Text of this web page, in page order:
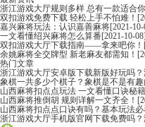
浙江游戏大厅规则多样 总有一款适合你
双扣游戏免费下载 轻松上手不怕难！
嘉兴麻将玩法：认识嘉善麻将[2021-10-
一文看懂绍兴麻将怎么算番[2021-10-08]
双扣游戏大厅下载指南——拿来吧你！
余姚麻将全交牌型 新老麻友都需知！
热门文章
浙江游戏大厅安卓版下载新版好玩吗
象棋一共多少个棋子？象棋是不是有趣
山西麻将扣点点玩法 一文看懂口诀秘籍
山西麻将推倒胡 规则详解一文齐全！
山西麻将扣点点口诀有吗？基本玩法
浙江游戏大厅手机版官网下载免费吗